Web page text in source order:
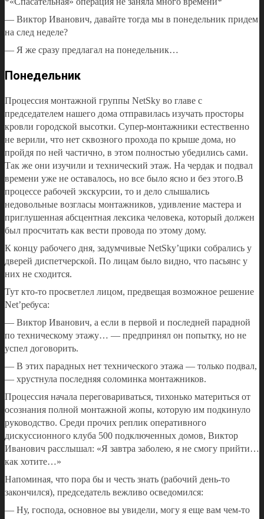
— Виктор Иванович, давайте тогда мы в понедельник придем
на след неделе?
— Я же сразу предлагал на понедельник…
Понедельник
Процессия монтажной группы NetSky во главе с
председателем нашего дома отправилась изучать просторы
кровли городской высотки. Супер-монтажники естественно
не верили, что нет сквозного прохода по крыше дома, но
пройдя по ней частично, в этом полностью убедились сами.
Так же они изучили и технический этаж. На чердак и подвал
времени уже не оставалось, но все было ясно и без этого.В
процессе рабочей экскурсии, то и дело слышались
недовольные возгласы монтажников, удивление мастера и
приглушенная абсцентная лексика человека, который должен
был просчитать как вести провода по этому дому.
К концу рабочего дня, задумчивые NetSky’щики собрались у
дверей диспетчерской. По лицам было видно, что пасьянс у
них не сходится.
Тут кто-то просветлел лицом, предвещая возможное решение
Net’ребуса:
— Виктор Иванович, а если в первой и последней парадной
по техническому этажу… — предпринял он попытку, но не
успел договорить.
— В этих парадных нет технического этажа — только подвал,
— хрустнула последняя соломинка монтажников.
Процессия начала переговариваться, тихонько материться от
осознания полной монтажной жопы, которую им подкинуло
руководство. Среди прочих реплик оперативного
дискуссионного клуба 500 подключенных домов, Виктор
Иванович расслышал: «Я завтра заболею, я не смогу прийти…
как хотите…»
Напоминая, что пора бы и честь знать (рабочий день-то
закончился), председатель вежливо осведомился:
— Ну, господа, основное вы увидели, могу я еще вам чем-то